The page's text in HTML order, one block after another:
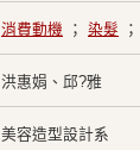
消費動機 ； 染髮 ；
洪惠娟、邱?雅
美容造型設計系